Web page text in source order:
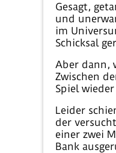
Gesagt,
und
im
Schicksal
Aber dann,
Zwischen
Spiel
Leider
der
einer zwei
Bank